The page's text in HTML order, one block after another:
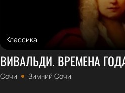
Классика
ВИВАЛЬДИ. ВРЕМЕНА
Сочи Зимний Сочи